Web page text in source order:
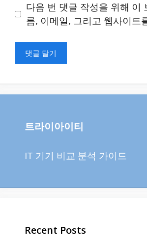
트
다음 번 댓글 작성을 위해 이
름, 이메일, 그리고 웹사이트
트라이아이티
IT 기기 비교 분석 가이드
Recent Posts